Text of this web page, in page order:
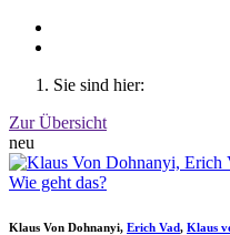
Sie sind hier:
Zur Übersicht
neu
Klaus Von Dohnanyi, Erich Vad, Klaus